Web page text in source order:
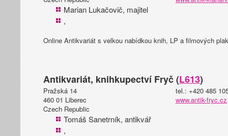
Marian Lukačovič, majitel
,
Online Antikvariát s velkou nabídkou knih, LP a filmových
Antikvariát, knihkupectví Fryč (L613)
Pražská 14
460 01 Liberec
Czech Republic
Tomáš Sanetrník, antikvář
,
tel.: +420 485
www.antik-fryc.cz